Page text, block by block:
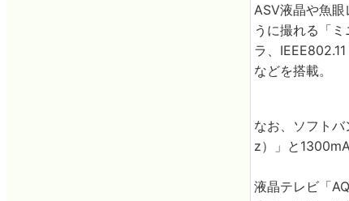
ASV液晶や魚
うに撮れる「
ラ、
などを搭載。
なお、ソフト
z）」と
液晶テレビ「